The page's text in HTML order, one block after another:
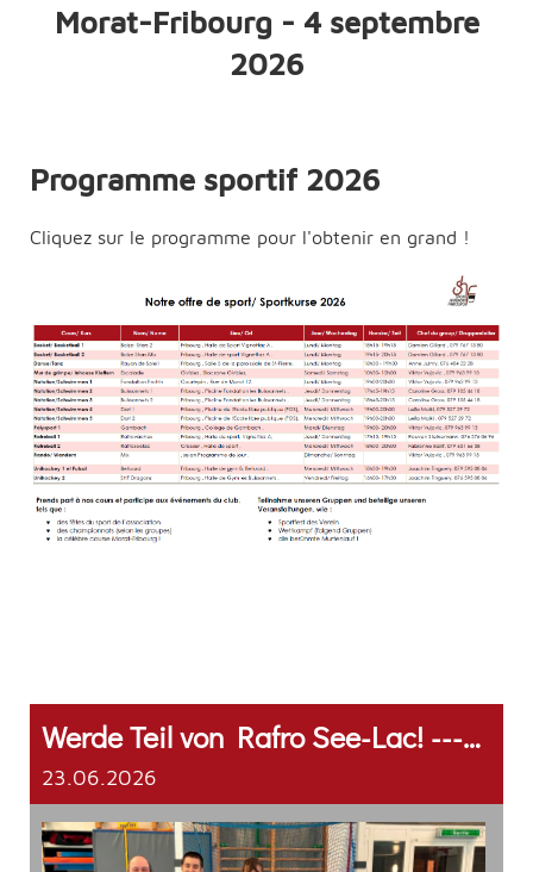
Morat-Fribourg - 4 septembre
2026
Programme sportif 2026
Cliquez sur le programme pour l'obtenir en grand !
Werde Teil von Rafro See-Lac! --- Rejoins Rafro See-Lac !
23.06.2026